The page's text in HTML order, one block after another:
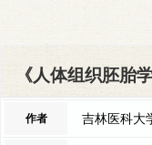
《人体组织胚胎学
作者 吉林医科大